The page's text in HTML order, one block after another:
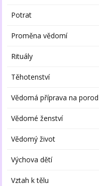
Potrat
Proměna vědomí
Rituály
Těhotenství
Vědomá příprava na porod
Vědomé ženství
Vědomý život
Výchova dětí
Vztah k tělu